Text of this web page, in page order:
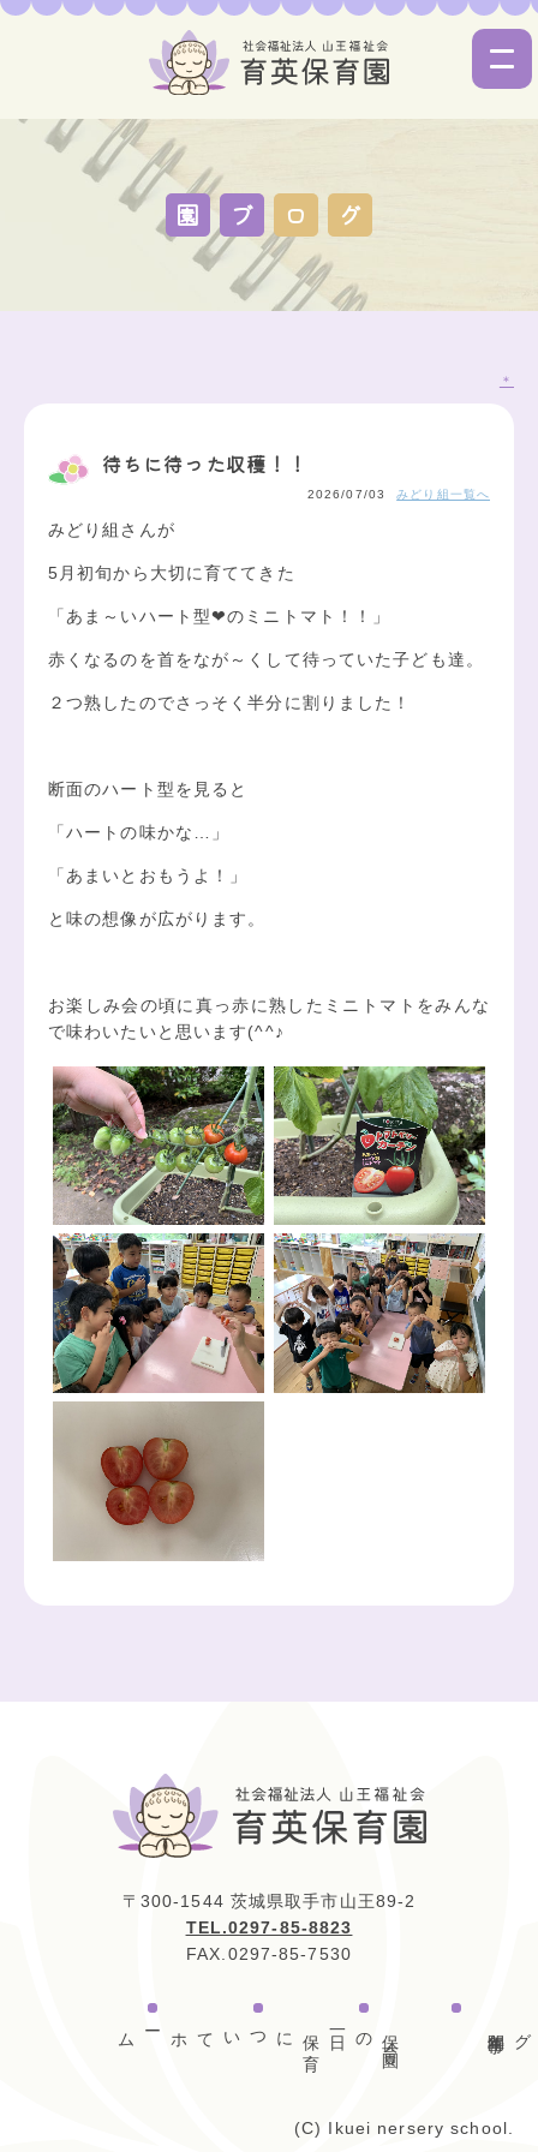
園 ブ ロ グ
＊
待ちに待った収穫！！
2026/07/03 みどり組一覧へ
みどり組さんが
5月初旬から大切に育ててきた
「あま～いハート型❤のミニトマト！！」
赤くなるのを首をなが～くして待っていた子ども達。
２つ熟したのでさっそく半分に割りました！
断面のハート型を見ると
「ハートの味かな…」
「あまいとおもうよ！」
と味の想像が広がります。
お楽しみ会の頃に真っ赤に熟したミニトマトをみんな
で味わいたいと思います(^^♪
〒300-1544 茨城県取手市山王89-2
TEL.0297-85-8823
FAX.0297-85-7530
ホーム 保
育
について 保
育
園 園ブログ
(C) Ikuei nersery school.